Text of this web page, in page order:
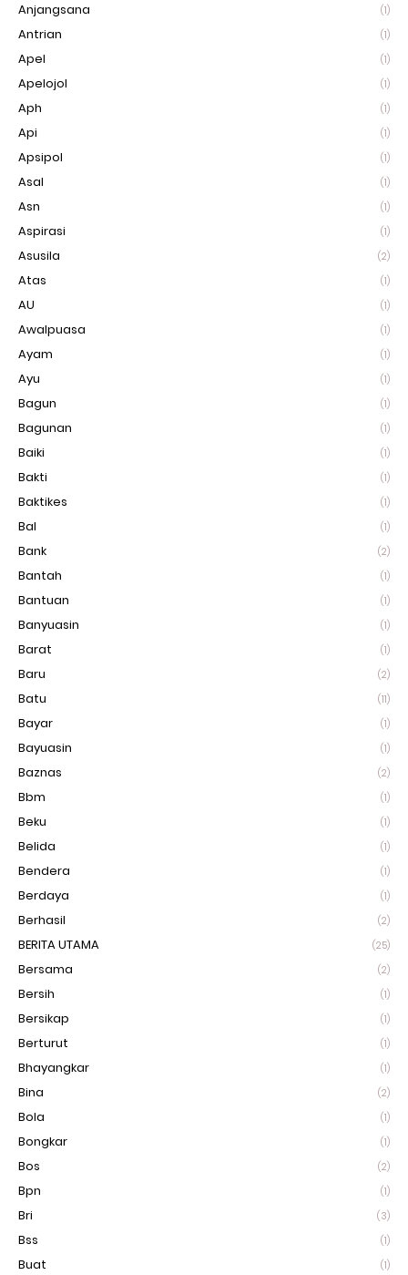
Anjangsana (1)
Antrian (1)
Apel (1)
Apelojol (1)
Aph (1)
Api (1)
Apsipol (1)
Asal (1)
Asn (1)
Aspirasi (1)
Asusila (2)
Atas (1)
AU (1)
Awalpuasa (1)
Ayam (1)
Ayu (1)
Bagun (1)
Bagunan (1)
Baiki (1)
Bakti (1)
Baktikes (1)
Bal (1)
Bank (2)
Bantah (1)
Bantuan (1)
Banyuasin (1)
Barat (1)
Baru (2)
Batu (11)
Bayar (1)
Bayuasin (1)
Baznas (2)
Bbm (1)
Beku (1)
Belida (1)
Bendera (1)
Berdaya (1)
Berhasil (2)
BERITA UTAMA (25)
Bersama (2)
Bersih (1)
Bersikap (1)
Berturut (1)
Bhayangkar (1)
Bina (2)
Bola (1)
Bongkar (1)
Bos (2)
Bpn (1)
Bri (3)
Bss (1)
Buat (1)